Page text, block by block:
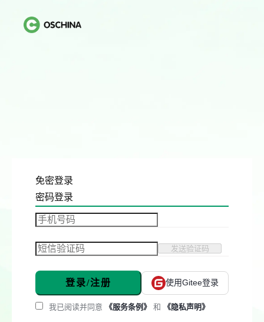
免密登录
密码登录
发送验证码
登录/注册 使用Gitee登录
我已阅读并同意 《服务条例》 和 《隐私声明》